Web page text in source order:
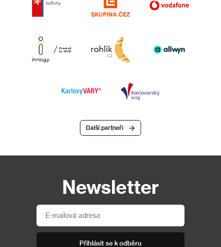
Další partneři
Newsletter
Přihlásit se k odběru